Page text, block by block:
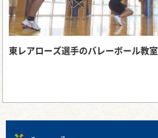
東レアローズ選手のバレーボール教室